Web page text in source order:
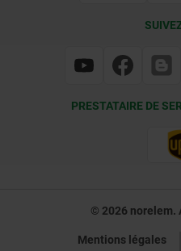
PRESTATAIRE DE
© 2026 norelem.
Mentions légales